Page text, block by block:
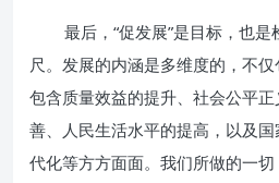
最后，“促发展”是目标，也
尺。发展的内涵是多维度的，不
包含质量效益的提升、社会公平
善、人民生活水平的提高，以及
代化等方方面面。我们所做的一